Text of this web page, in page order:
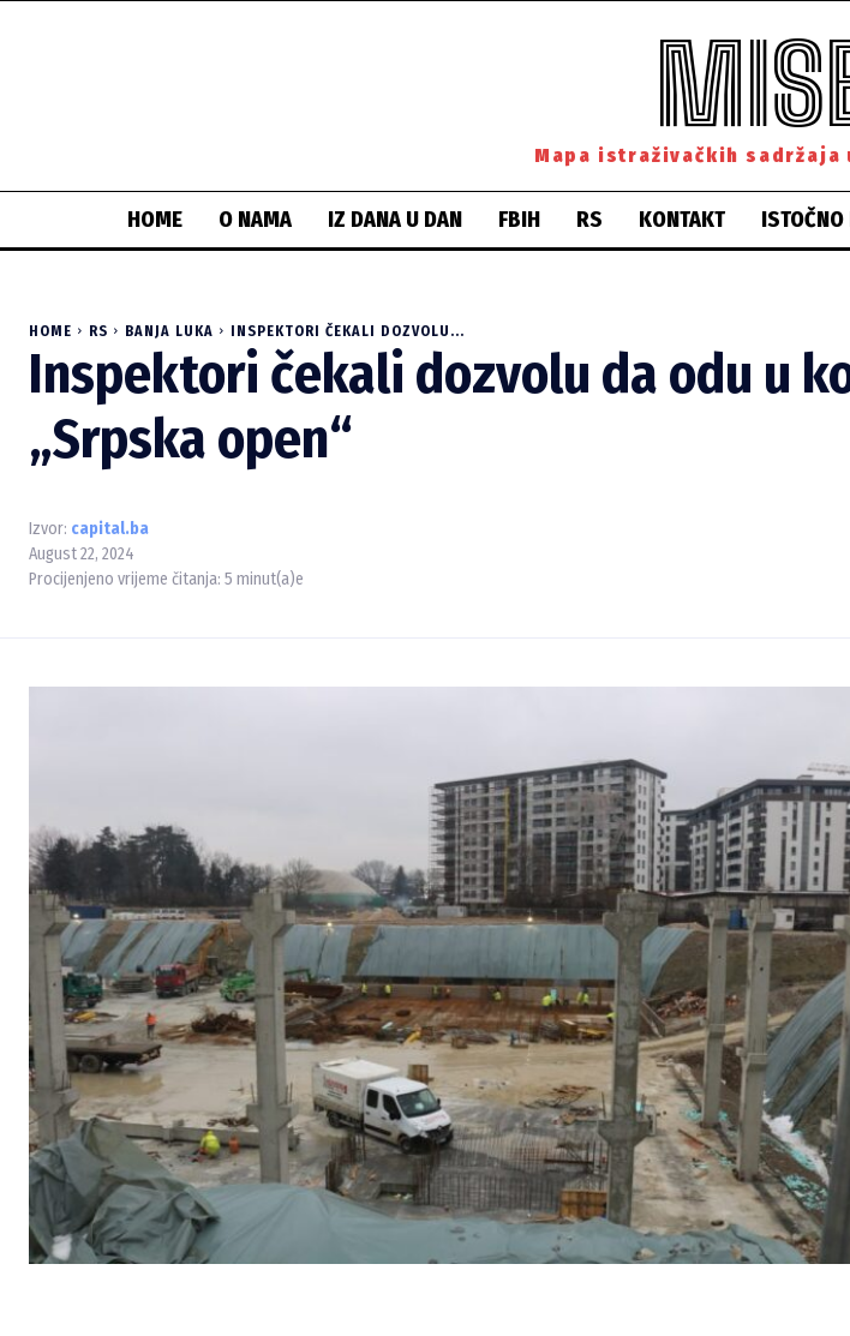
Mapa istraživačkih sadržaja
HOME O NAMA IZ DANA U DAN FBIH RS KONTAKT ISTOČNO
HOME RS BANJA LUKA INSPEKTORI ČEKALI DOZVOLU...
Inspektori čekali dozvolu da odu u
„Srpska open“
Izvor: capital.ba
August 22, 2024
Procijenjeno vrijeme čitanja: 5 minut(a)e